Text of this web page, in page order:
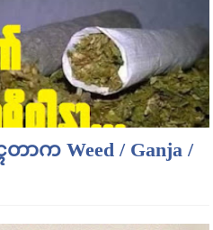
က Weed / Ganja /